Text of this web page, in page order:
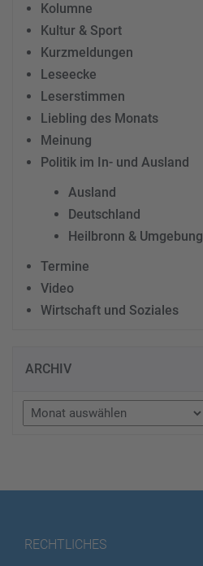
Kolumne
Kultur & Sport
Kurzmeldungen
Leseecke
Leserstimmen
Liebling des Monats
Meinung
Politik im In- und Ausland
Ausland
Deutschland
Heilbronn & Umgebung
Termine
Video
Wirtschaft und Soziales
ARCHIV
Archiv
RECHTLICHES